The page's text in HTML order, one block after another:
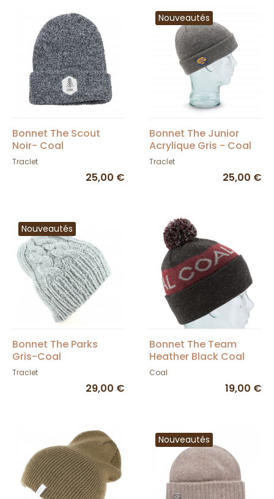
Bonnet The Scout
Noir- Coal
Traclet
25,00 €
Nouveautés
Bonnet The Junior
Acrylique Gris - Coal
Traclet
25,00 €
Nouveautés
Bonnet The Parks
Gris-Coal
Traclet
29,00 €
Bonnet The Team
Heather Black Coal
Coal
19,00 €
Nouveautés